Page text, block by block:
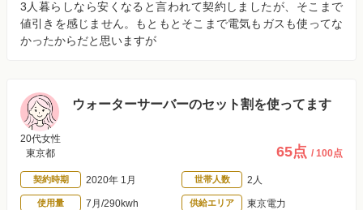
3人暮らしなら安くなると言われて契約しましたが、そこまで
値引きを感じません。もともとそこまで電気もガスも使ってな
かったからだと思いますが
ウォーターサーバーのセット割を使ってます
20代女性
東京都
65点 / 100点
契約時期 2020年 1月 世帯人数 2人
使用量 7月/290kwh 供給エリア 東京電力